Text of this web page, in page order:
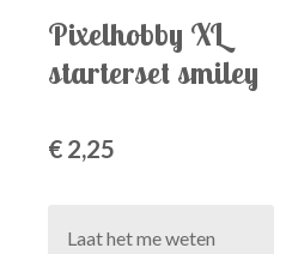
Pixelhobby XL
starterset smiley
€ 2,25
Laat het me weten